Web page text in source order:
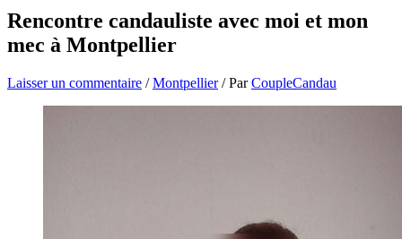
Rencontre candauliste avec moi et mon
mec à Montpellier
Laisser un commentaire /Montpellier/ ParCoupleCandau